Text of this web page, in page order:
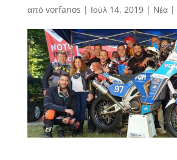
από vorfanos | Ιούλ 14, 2019| Νέα|